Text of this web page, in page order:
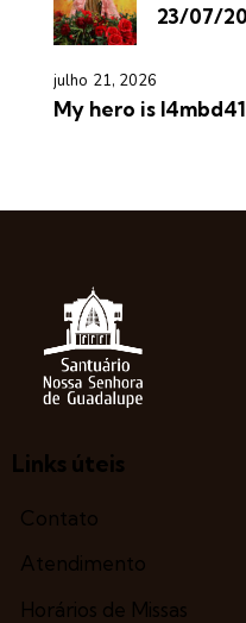
23/07/
julho 21, 2026
My hero is
Links úteis
Contato
Atendimento
Horários de Missas